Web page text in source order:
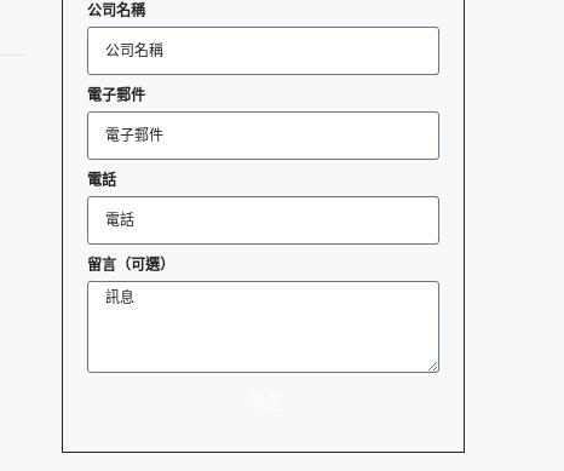
公司名稱
電子郵件
電話
留言（可選）